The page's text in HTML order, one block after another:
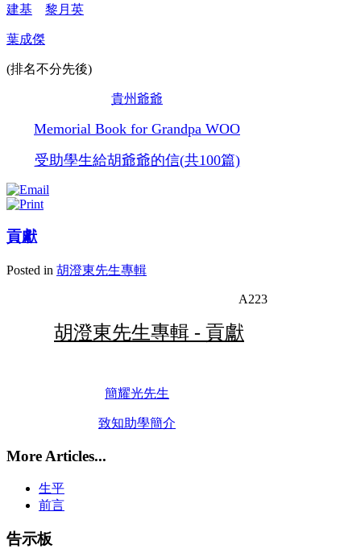
建基
黎月英
葉成傑
(排名不分先後)
貴州爺爺
Memorial Book for Grandpa WOO
受助學生給胡爺爺的信(共100篇)
貢獻
Posted in 胡澄東先生專輯
A223
胡澄東先生專輯 - 貢獻
簡耀光先生
致知助學簡介
More Articles...
生平
前言
告示板